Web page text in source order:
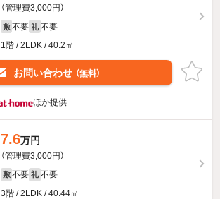
（管理費3,000円）
敷 不要 礼 不要
1階 / 2LDK / 40.2㎡
お問い合わせ （無料）
ほか提供
7.6万円
（管理費3,000円）
敷 不要 礼 不要
3階 / 2LDK / 40.44㎡